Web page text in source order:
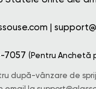
|
7057 (Pentru Anchetă
după-vânzare de